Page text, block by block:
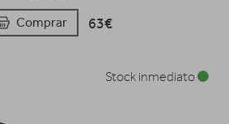
Comprar 63€
Stock inmediato